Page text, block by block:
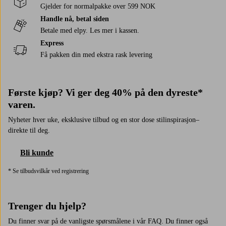
Gjelder for normalpakke over 599 NOK
Handle nå, betal siden
Betale med elpy. Les mer i kassen.
Express
Få pakken din med ekstra rask levering
Første kjøp? Vi ger deg 40% på den dyreste*
varen.
Nyheter hver uke, eksklusive tilbud og en stor dose stilinspirasjon–
direkte til deg.
Bli kunde
* Se tilbudsvilkår ved registrering
Trenger du hjelp?
Du finner svar på de vanligste spørsmålene i vår FAQ. Du finner også